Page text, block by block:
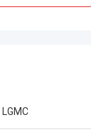
LGMC